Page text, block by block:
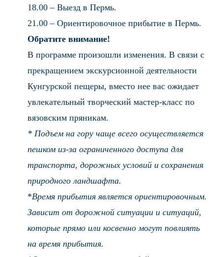
18.00 – Выезд в Пермь.
21.00 – Ориентировочное прибытие в Пермь.
Обратите внимание!
В программе произошли изменения. В связи с
прекращением экскурсионной деятельности
Кунгурской пещеры, вместо нее вас ожидает
увлекательный творческий мастер-класс по
вязовским пряникам.
* Подъем на гору чаще всего осуществляется
пешком из-за ограниченного доступа для
транспорта, дорожных условий и сохранения
природного ландшафта.
*Время прибытия является ориентировочным.
Зависит от дорожной ситуации и ситуаций,
которые прямо или косвенно могут повлиять
на время прибытия.